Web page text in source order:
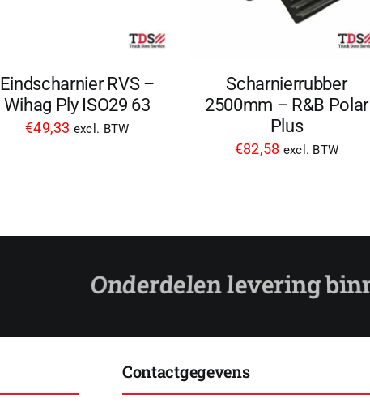
Eindscharnier RVS –
Wihag Ply ISO29 63
€49,33 excl. BTW
Scharnierrubber
2500mm – R&B Polar
Plus
€82,58 excl. BTW
Contactgegevens